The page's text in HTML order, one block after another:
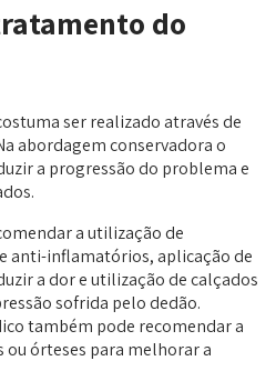
do
ser realizado através de
abordagem conservadora o
a progressão do problema e
a utilização de
anti-inflamatórios, aplicação de
a dor e utilização de calçados
sofrida pelo dedão.
também pode recomendar a
órteses para melhorar a